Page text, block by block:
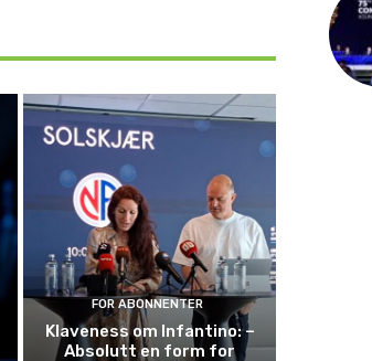
FOR ABONNENTER
Klaveness om Infantino: –
Absolutt en form for